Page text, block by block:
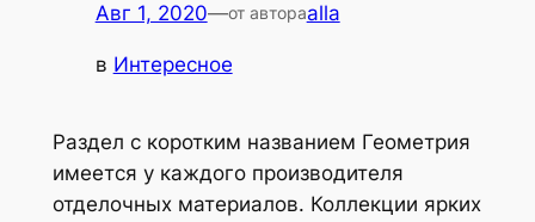
Авг 1, 2020—от автораalla
в Интересное
Раздел с коротким названием Геометрия
имеется у каждого производителя
отделочных материалов. Коллекции ярких